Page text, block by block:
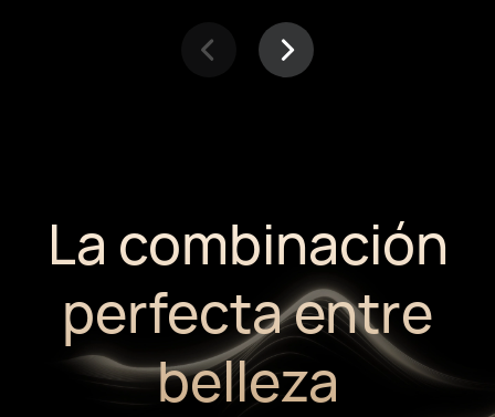
La combinación
perfecta entre
belleza